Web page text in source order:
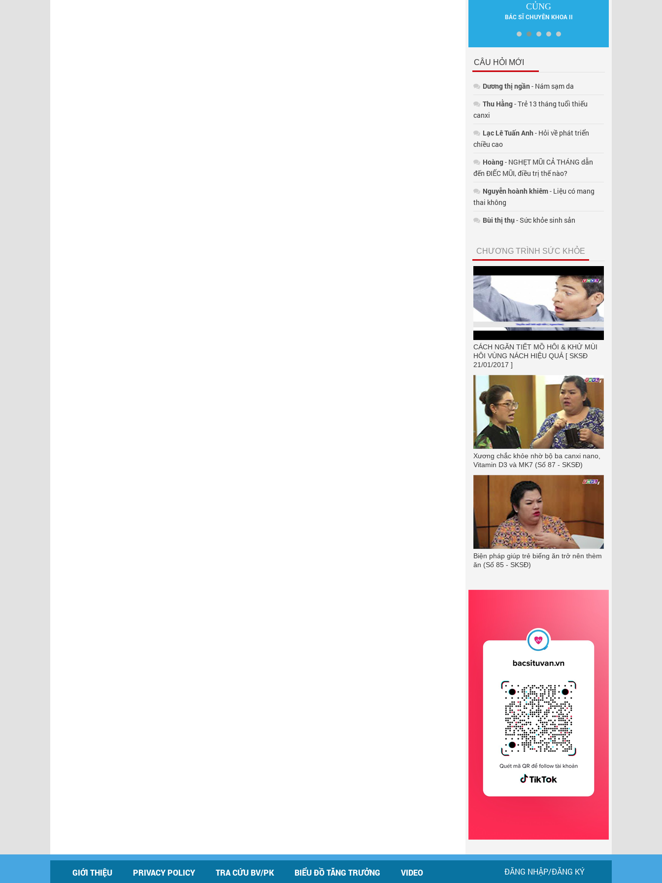
CỦNG
BÁC SĨ CHUYÊN KHOA II
CÂU HỎI MỚI
Dương thị ngần- Nám sạm da
Thu Hằng- Trẻ 13 tháng tuổi thiếu
canxi
Lạc Lê Tuấn Anh- Hỏi về phát triển
chiều cao
Hoàng- NGHẸT MŨI CẢ THÁNG dẫn
đến ĐIẾC MŨI, điều trị thế nào?
Nguyễn hoành khiêm- Liệu có mang
thai không
Bùi thị thụ- Sức khỏe sinh sản
CHƯƠNG TRÌNH SỨC KHỎE
CÁCH NGĂN TIẾT MỒ HÔI & KHỬ MÙI
HÔI VÙNG NÁCH HIỆU QUẢ [ SKSĐ
21/01/2017 ]
Xương chắc khỏe nhờ bộ ba canxi nano,
Vitamin D3 và MK7 (Số 87 - SKSĐ)
Biện pháp giúp trẻ biếng ăn trở nên thèm
ăn (Số 85 - SKSĐ)
GIỚI THIỆU PRIVACY POLICY TRA CỨU BV/PK BIỂU ĐỒ TĂNG TRƯỞNG VIDEO ĐĂNG NHẬP/ĐĂNG KÝ